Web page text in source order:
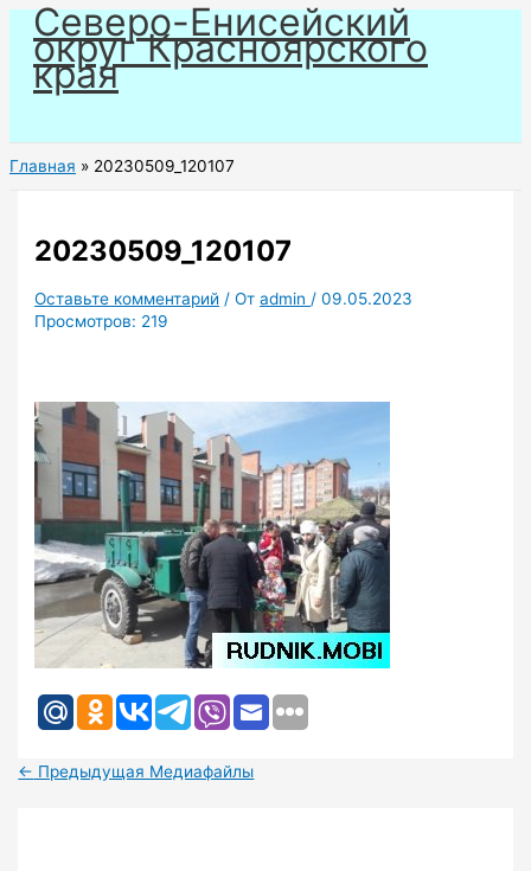
Перейти
содержимому
Северо-Енисейский
округ Красноярского
края
Главная 20230509_120107
20230509_120107
Оставьте комментарий / Отadmin /09.05.2023
Просмотров: 219
← Предыдущая Медиафайлы